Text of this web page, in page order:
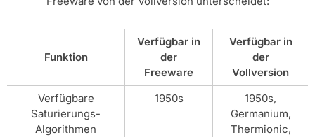
Funktion
Verfügbar in
der
Freeware
Verfügbar in
der
Vollversion
Verfügbare
Saturierungs-
Algorithmen
1950s
1950s,
Germanium,
Thermionic,